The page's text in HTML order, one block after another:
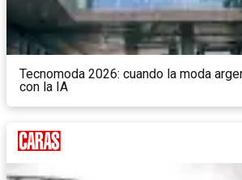
Tecnomoda 2026: cuando la moda
con la IA